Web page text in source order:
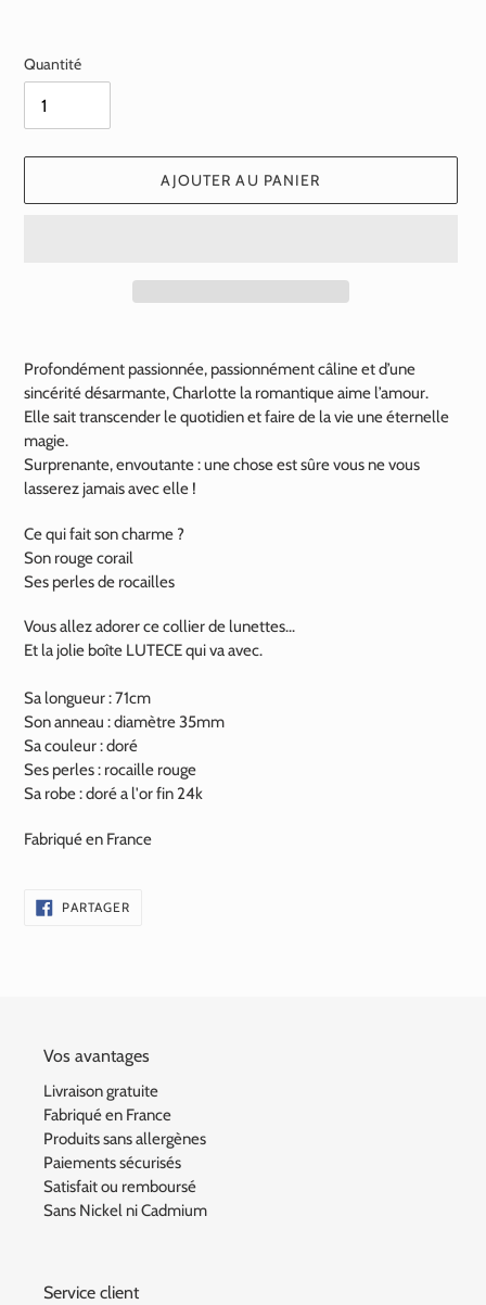
Quantité
AJOUTER AU PANIER
d'un
produit
à
votre
panier
Profondément passionnée, passionnément câline et d’une
sincérité désarmante, Charlotte la romantique aime l’amour.
Elle sait transcender le quotidien et faire de la vie une éternelle
magie.
Surprenante, envoutante : une chose est sûre vous ne vous
lasserez jamais avec elle !
Ce qui fait son charme ?
Son rouge corail
Ses perles de rocailles
Vous allez adorer ce collier de lunettes...
Et la jolie boîte LUTECE qui va avec.
Sa longueur : 71cm
Son anneau : diamètre 35mm
Sa couleur : doré
Ses perles : rocaille rouge
Sa robe : doré a l'or fin 24k
Fabriqué en France
PARTAGERPARTAGER
SUR
Vos avantages
Livraison gratuite
Fabriqué en France
Produits sans allergènes
Paiements sécurisés
Satisfait ou remboursé
Sans Nickel ni Cadmium
Service client